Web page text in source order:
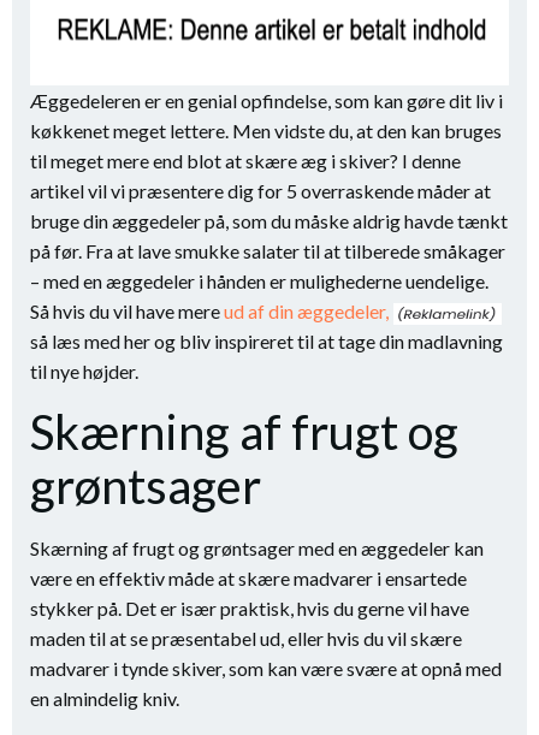
Æggedeleren er en genial opfindelse, som kan gøre dit liv i
køkkenet meget lettere. Men vidste du, at den kan bruges
til meget mere end blot at skære æg i skiver? I denne
artikel vil vi præsentere dig for 5 overraskende måder at
bruge din æggedeler på, som du måske aldrig havde tænkt
på før. Fra at lave smukke salater til at tilberede småkager
– med en æggedeler i hånden er mulighederne uendelige.
Så hvis du vil have mereud af din æggedeler,
så læs med her og bliv inspireret til at tage din madlavning
til nye højder.
Skærning af frugt og
grøntsager
Skærning af frugt og grøntsager med en æggedeler kan
være en effektiv måde at skære madvarer i ensartede
stykker på. Det er især praktisk, hvis du gerne vil have
maden til at se præsentabel ud, eller hvis du vil skære
madvarer i tynde skiver, som kan være svære at opnå med
en almindelig kniv.